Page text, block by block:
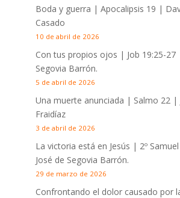
Boda y guerra | Apocalipsis 19 |
Casado
10 de abril de 2026
Con tus propios ojos | Job 19:25-27|
Segovia Barrón.
5 de abril de 2026
Una muerte anunciada | Salmo 22 |
Fraidíaz
3 de abril de 2026
La victoria está en Jesús | 2º
José de Segovia Barrón.
29 de marzo de 2026
Confrontando el dolor causado por